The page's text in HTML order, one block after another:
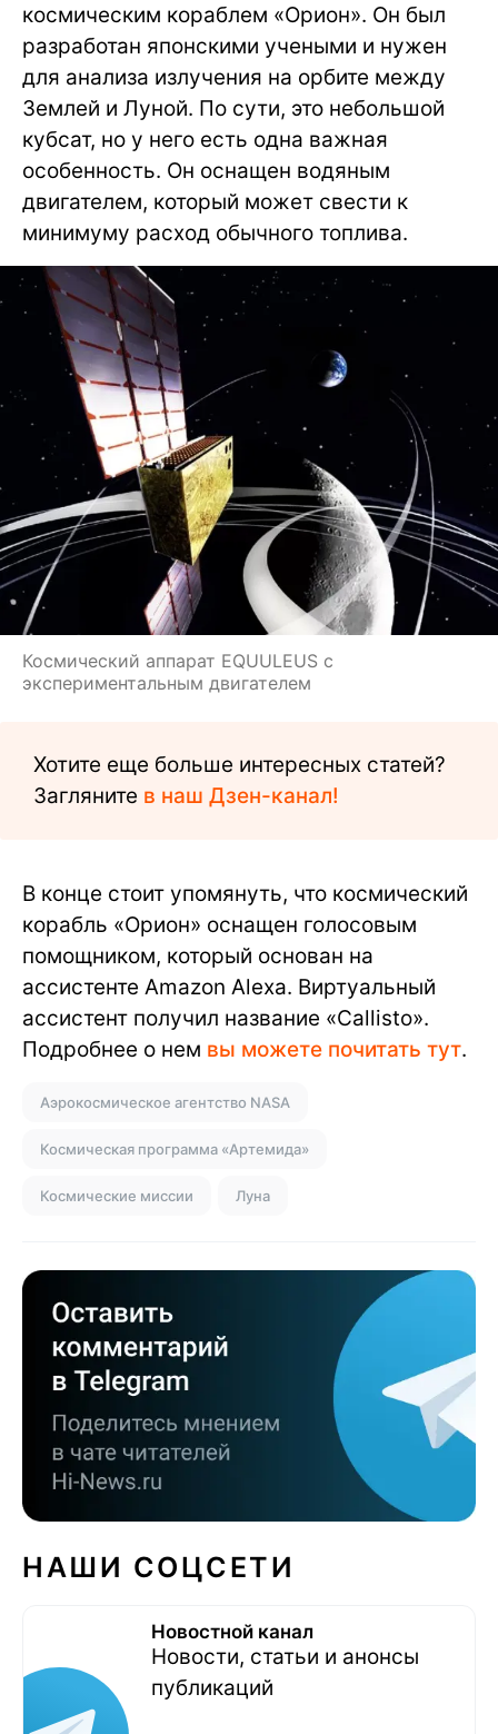
космическим кораблем «Орион». Он был
разработан японскими учеными и нужен
для анализа излучения на орбите между
Землей и Луной. По сути, это небольшой
кубсат, но у него есть одна важная
особенность. Он оснащен водяным
двигателем, который может свести к
минимуму расход обычного топлива.
Космический аппарат EQUULEUS с
экспериментальным двигателем
Хотите еще больше интересных статей?
Загляните в наш Дзен-канал!
В конце стоит упомянуть, что космический
корабль «Орион» оснащен голосовым
помощником, который основан на
ассистенте Amazon Alexa. Виртуальный
ассистент получил название «Callisto».
Подробнее о нем вы можете почитать тут.
Аэрокосмическое агентство NASA
Космическая программа «Артемида»
Космические миссии Луна
НАШИ СОЦСЕТИ
Новостной канал
Новости, статьи и анонсы
публикаций